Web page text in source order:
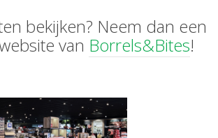
bekijken? Neem dan een
van Borrels&Bites!